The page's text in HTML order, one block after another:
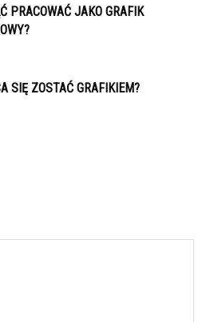
PRACOWAĆ JAKO GRAFIK
SIĘ ZOSTAĆ GRAFIKIEM?